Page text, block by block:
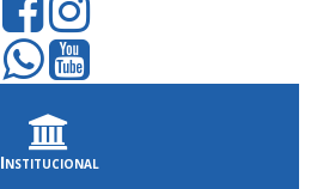
Institucional